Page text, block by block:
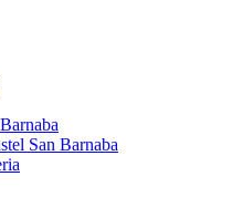
San Barnaba